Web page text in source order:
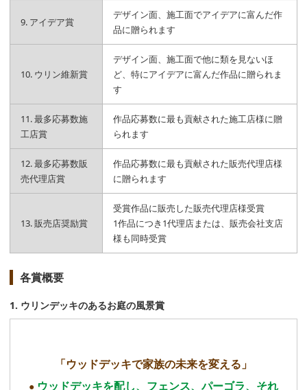
9. アイデア賞
デザイン面、施工面でアイデアに富んだ作
品に贈られます
10. ウリン維新賞
デザイン面、施工面で他に類を見ないほ
ど、特にアイデアに富んだ作品に贈られま
す
11. 最多応募数施
工店賞
作品応募数に最も貢献された施工店様に贈
られます
12. 最多応募数販
売代理店賞
作品応募数に最も貢献された販売代理店様
に贈られます
13. 販売店奨励賞
受賞作品に販売した販売代理店様受賞
1作品につき1代理店または、販売会社支店
様も同時受賞
各賞概要
1. ウリンデッキのあるお庭の風景賞
「ウッドデッキで家族の未来を変える」
● ウッドデッキを配し、フェンス、パーゴラ、それ